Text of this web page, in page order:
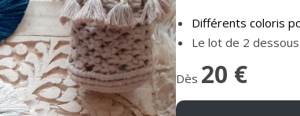
Différents coloris
Le lot de 2
Dès 20 €